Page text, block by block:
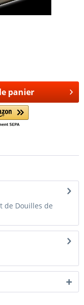
panier
de Douilles de